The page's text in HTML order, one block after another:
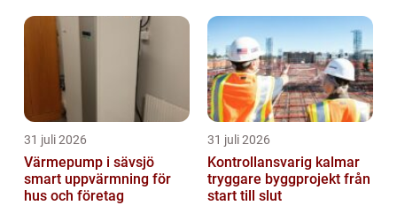
31 juli 2026
Värmepump i sävsjö
smart uppvärmning för
hus och företag
31 juli 2026
Kontrollansvarig kalmar
tryggare byggprojekt från
start till slut